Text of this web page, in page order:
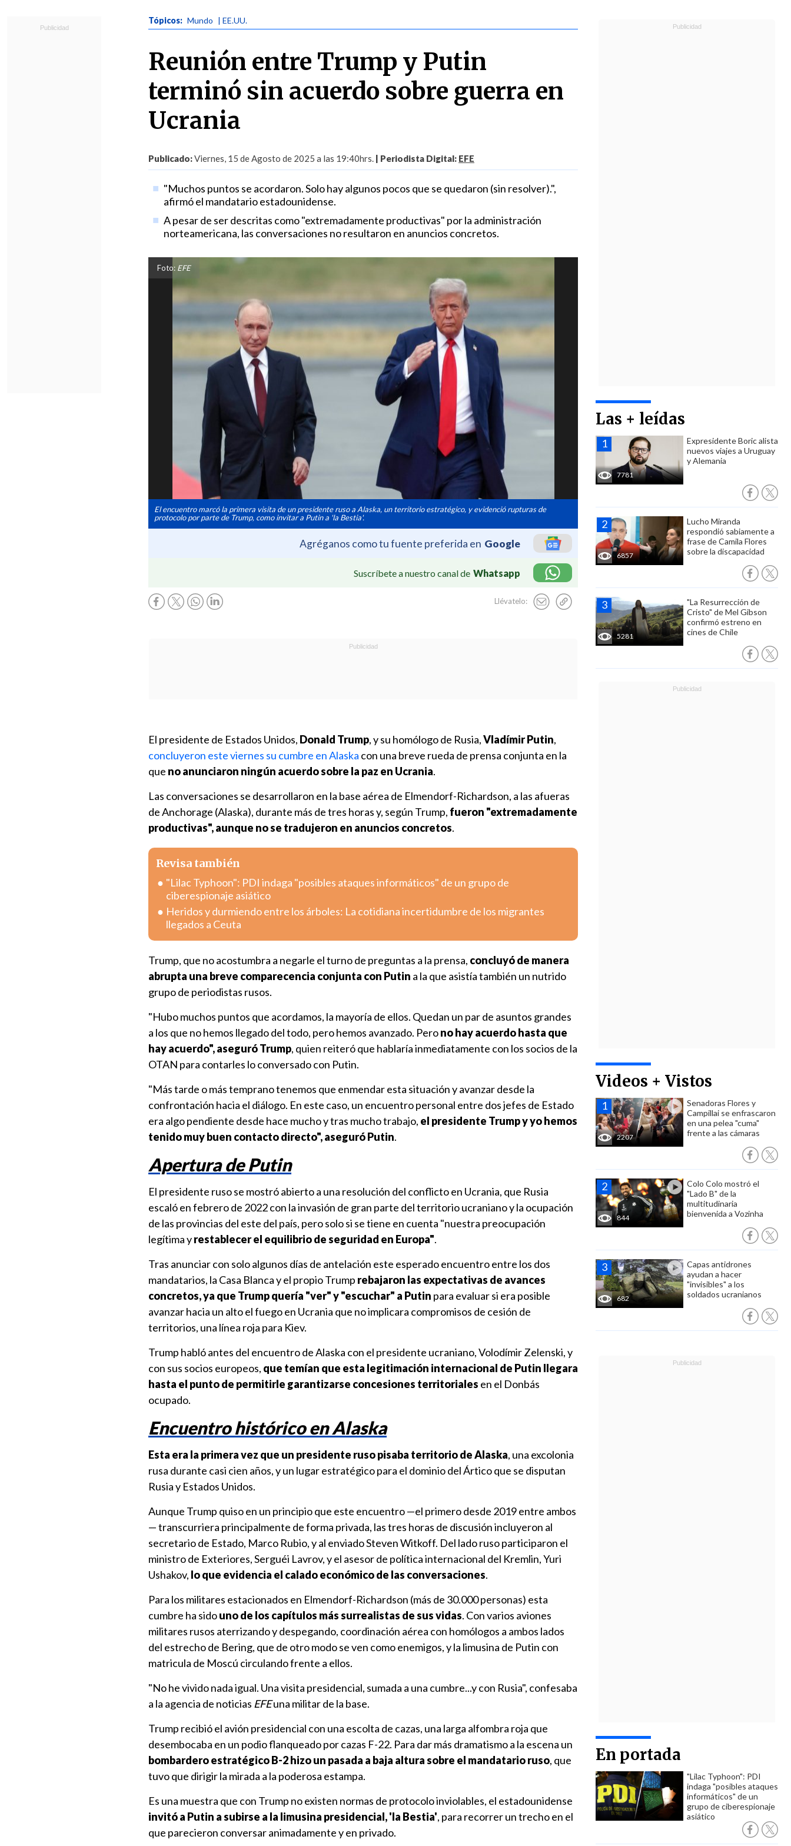
Tópicos: Mundo | EE.UU.
Reunión entre Trump y Putin
terminó sin acuerdo sobre guerra en
Ucrania
Publicado:Viernes, 15 de Agosto de 2025 a las 19:40hrs. | Periodista Digital: EFE
"Muchos puntos se acordaron. Solo hay algunos pocos que se quedaron (sin resolver).",
afirmó el mandatario estadounidense.
A pesar de ser descritas como "extremadamente productivas" por la administración
norteamericana, las conversaciones no resultaron en anuncios concretos.
Foto: EFE
El encuentro marcó la primera visita de un presidente ruso a Alaska, un territorio estratégico, y evidenció rupturas de
protocolo por parte de Trump, como invitar a Putin a 'la Bestia'.
Agréganos como tu fuente preferida en Google
Suscríbete a nuestro canal de Whatsapp
Llévatelo:
Las + leídas
7781
Expresidente Boric alista
nuevos viajes a Uruguay
y Alemania
6857
Lucho Miranda
respondió sabiamente a
frase de Camila Flores
sobre la discapacidad
5281
"La Resurrección de
Cristo" de Mel Gibson
confirmó estreno en
cines de Chile
Videos + Vistos
2207
Senadoras Flores y
Campillai se enfrascaron
en una pelea "cuma"
frente a las cámaras
844
Colo Colo mostró el
"Lado B" de la
multitudinaria
bienvenida a Vozinha
682
Capas antidrones
ayudan a hacer
"invisibles" a los
soldados ucranianos
En portada
"Lilac Typhoon": PDI
indaga "posibles ataques
informáticos" de un
grupo de ciberespionaje
asiático
El presidente de Estados Unidos, Donald Trump, y su homólogo de Rusia,Vladímir Putin,
concluyeron este viernes su cumbre en Alaska con una breve rueda de prensa conjunta en la
que no anunciaron ningún acuerdo sobre la paz en Ucrania.
Las conversaciones se desarrollaron en la base aérea de Elmendorf-Richardson, a las afueras
de Anchorage (Alaska), durante más de tres horas y, según Trump, fueron "extremadamente
productivas", aunque no se tradujeron en anuncios concretos.
Revisa también
"Lilac Typhoon": PDI indaga "posibles ataques informáticos" de un grupo de
ciberespionaje asiático
Heridos y durmiendo entre los árboles: La cotidiana incertidumbre de los migrantes
llegados a Ceuta
Trump, que no acostumbra a negarle el turno de preguntas a la prensa, concluyó de manera
abrupta una breve comparecencia conjunta con Putin a la que asistía también un nutrido
grupo de periodistas rusos.
"Hubo muchos puntos que acordamos, la mayoría de ellos. Quedan un par de asuntos grandes
a los que no hemos llegado del todo, pero hemos avanzado. Perono hay acuerdo hasta que
hay acuerdo", aseguró Trump, quien reiteró que hablaría inmediatamente con los socios de la
OTAN para contarles lo conversado con Putin.
"Más tarde o más temprano tenemos que enmendar esta situación y avanzar desde la
confrontación hacia el diálogo. En este caso, un encuentro personal entre dos jefes de Estado
era algo pendiente desde hace mucho y tras mucho trabajo, el presidente Trump y yo hemos
tenido muy buen contacto directo", aseguró Putin.
Apertura de Putin
El presidente ruso se mostró abierto a una resolución del conflicto en Ucrania, que Rusia
escaló en febrero de 2022 con la invasión de gran parte del territorio ucraniano y la ocupación
de las provincias del este del país, pero solo si se tiene en cuenta "nuestra preocupación
legítima yrestablecer el equilibrio de seguridad en Europa".
Tras anunciar con solo algunos días de antelación este esperado encuentro entre los dos
mandatarios, la Casa Blanca y el propio Trump rebajaron las expectativas de avances
concretos, ya que Trump quería "ver" y "escuchar" a Putin para evaluar si era posible
avanzar hacia un alto el fuego en Ucrania que no implicara compromisos de cesión de
territorios, una línea roja para Kiev.
Trump habló antes del encuentro de Alaska con el presidente ucraniano, Volodímir Zelenski, y
con sus socios europeos, que temían que esta legitimación internacional de Putin llegara
hasta el punto de permitirle garantizarse concesiones territoriales en el Donbás
ocupado.
Encuentro histórico en Alaska
Esta era la primera vez que un presidente ruso pisaba territorio de Alaska, una excolonia
rusa durante casi cien años, y un lugar estratégico para el dominio del Ártico que se disputan
Rusia y Estados Unidos.
Aunque Trump quiso en un principio que este encuentro —el primero desde 2019 entre ambos
— transcurriera principalmente de forma privada, las tres horas de discusión incluyeron al
secretario de Estado, Marco Rubio, y al enviado Steven Witkoff. Del lado ruso participaron el
ministro de Exteriores, Serguéi Lavrov, y el asesor de política internacional del Kremlin, Yuri
Ushakov, lo que evidencia el calado económico de las conversaciones.
Para los militares estacionados en Elmendorf-Richardson (más de 30.000 personas) esta
cumbre ha sidouno de los capítulos más surrealistas de sus vidas. Con varios aviones
militares rusos aterrizando y despegando, coordinación aérea con homólogos a ambos lados
del estrecho de Bering, que de otro modo se ven como enemigos, y la limusina de Putin con
matricula de Moscú circulando frente a ellos.
"No he vivido nada igual. Una visita presidencial, sumada a una cumbre...y con Rusia", confesaba
a la agencia de noticias EFEuna militar de la base.
Trump recibió el avión presidencial con una escolta de cazas, una larga alfombra roja que
desembocaba en un podio flanqueado por cazas F-22. Para dar más dramatismo a la escena un
bombardero estratégico B-2 hizo un pasada a baja altura sobre el mandatario ruso, que
tuvo que dirigir la mirada a la poderosa estampa.
Es una muestra que con Trump no existen normas de protocolo inviolables, el estadounidense
invitó a Putin a subirse a la limusina presidencial, 'la Bestia', para recorrer un trecho en el
que parecieron conversar animadamente y en privado.